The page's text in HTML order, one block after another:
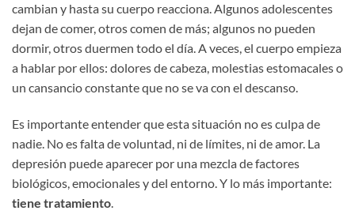
cambian y hasta su cuerpo reacciona. Algunos adolescentes
dejan de comer, otros comen de más; algunos no pueden
dormir, otros duermen todo el día. A veces, el cuerpo empieza
a hablar por ellos: dolores de cabeza, molestias estomacales o
un cansancio constante que no se va con el descanso.
Es importante entender que esta situación no es culpa de
nadie. No es falta de voluntad, ni de límites, ni de amor. La
depresión puede aparecer por una mezcla de factores
biológicos, emocionales y del entorno. Y lo más importante:
tiene tratamiento.